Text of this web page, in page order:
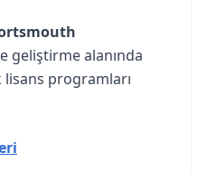
geliştirme alanında
lisans programları